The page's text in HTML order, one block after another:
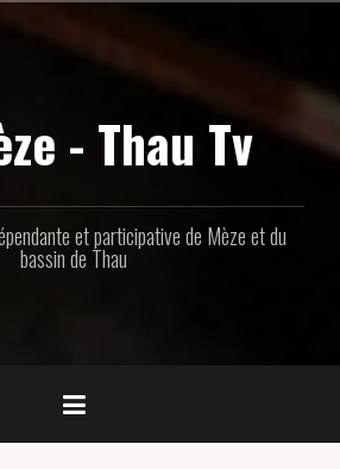
- Thau Tv
et participative de Mèze et du
bassin de Thau